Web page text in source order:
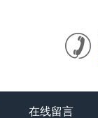
在线留言